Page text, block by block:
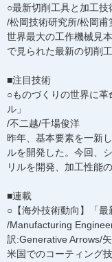
○最新切削工具と加工技
/松岡技術研究所/松岡甫
世界最大の工作機械見
で見られた最新の切削
■注目技術
○ものづくりの世界に
ル」
/不二越/千場俊洋
昨年、基本要素を一新
ルを開発した。今回、
リルを開発、加工性能
■連載
○【海外技術動向】「最
/Manufacturing
訳:Generative Arrows/
米国でのコーティング